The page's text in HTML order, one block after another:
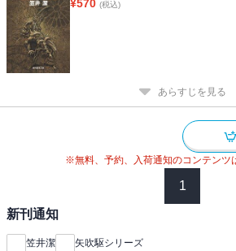
¥570 (税込)
あらすじを見る
※無料、予約、入荷通知のコンテンツ
1
新刊通知
笠井潔 矢吹駆シリーズ